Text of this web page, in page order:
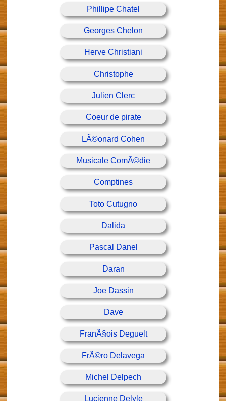
Phillipe Chatel
Georges Chelon
Herve Christiani
Christophe
Julien Clerc
Coeur de pirate
LÃ©onard Cohen
Musicale ComÃ©die
Comptines
Toto Cutugno
Dalida
Pascal Danel
Daran
Joe Dassin
Dave
FranÃ§ois Deguelt
FrÃ©ro Delavega
Michel Delpech
Lucienne Delyle